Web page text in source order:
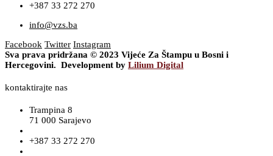
+387 33 272 270
info@vzs.ba
Facebook Twitter Instagram
Sva prava pridržana © 2023 Vijeće Za Štampu u Bosni i
Hercegovini. Development by Lilium Digital
kontaktirajte nas
Trampina 8
71 000 Sarajevo
+387 33 272 270